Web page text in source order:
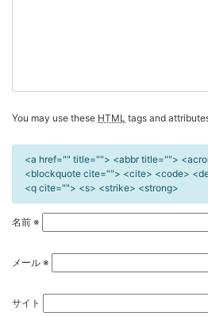
You may use these HTML tags and
<a href="" title=""> <abbr title="">
<blockquote cite=""> <cite> <code>
<q cite=""> <s> <strike> <strong>
名前 ※
メール ※
サイト